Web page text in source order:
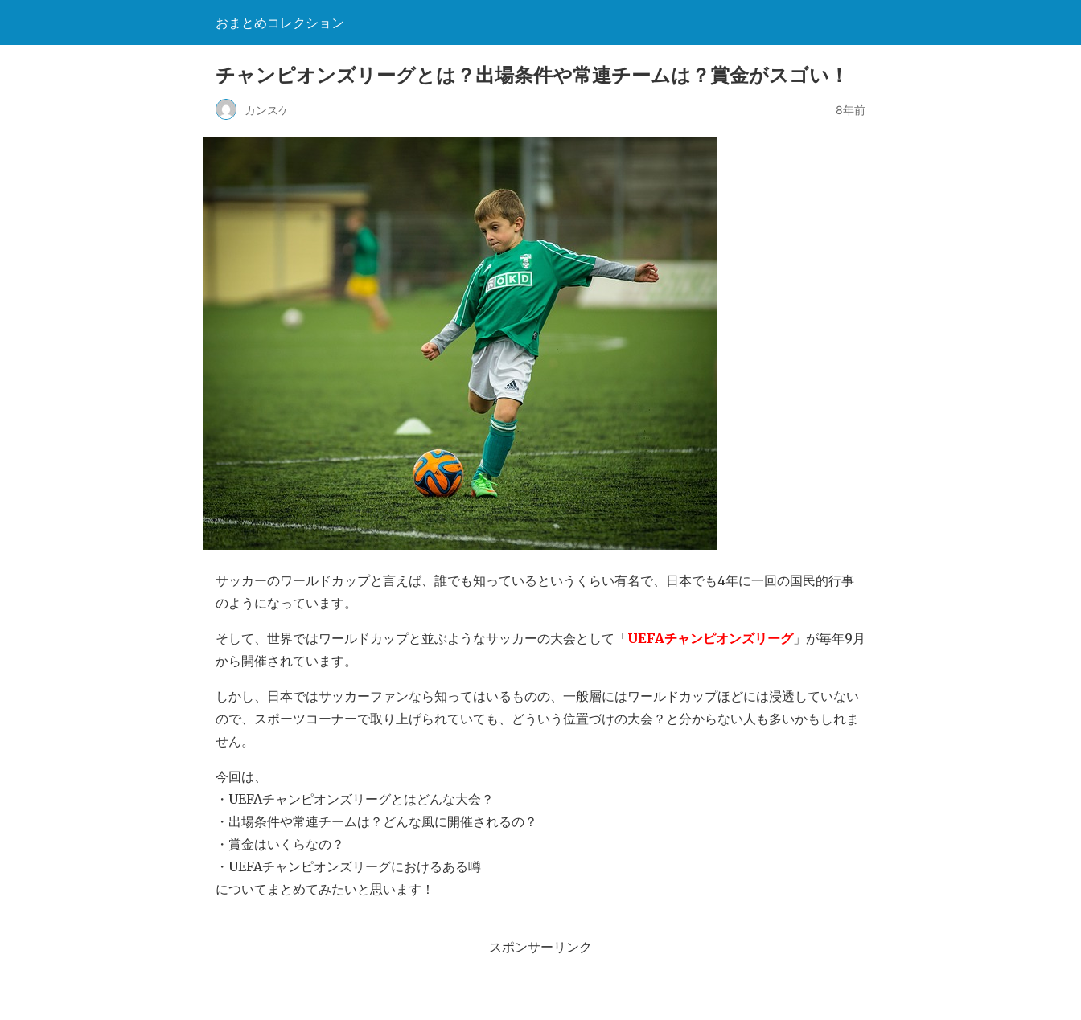
おまとめコレクション
チャンピオンズリーグとは？出場条件や常連チームは？賞金がスゴい！
カンスケ 8年前
サッカーのワールドカップと言えば、誰でも知っているというくらい有名で、日本でも4年に一回の国民的行事
のようになっています。
そして、世界ではワールドカップと並ぶようなサッカーの大会として「UEFAチャンピオンズリーグ」が毎年9月
から開催されています。
しかし、日本ではサッカーファンなら知ってはいるものの、一般層にはワールドカップほどには浸透していない
ので、スポーツコーナーで取り上げられていても、どういう位置づけの大会？と分からない人も多いかもしれま
せん。
今回は、
・UEFAチャンピオンズリーグとはどんな大会？
・出場条件や常連チームは？どんな風に開催されるの？
・賞金はいくらなの？
・UEFAチャンピオンズリーグにおけるある噂
についてまとめてみたいと思います！
スポンサーリンク